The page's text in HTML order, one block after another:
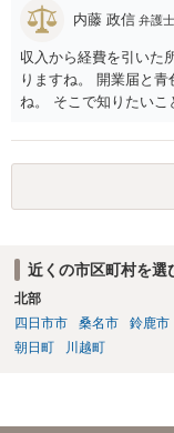
内藤 政信 弁護士
収入から経費を引いた
りますね。 開業届と
ね。 そこで知りたいこ
近くの市区町村を選
北部
四日市市
桑名市 鈴鹿市
朝日町
川越町